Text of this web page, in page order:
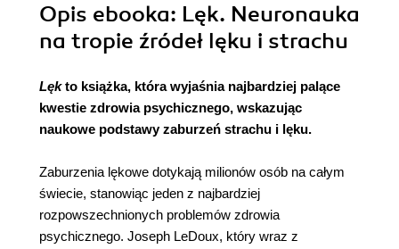
Opis ebooka: Lęk. Neuronauka
na tropie źródeł lęku i strachu
Lękto książka, która wyjaśnia najbardziej palące
kwestie zdrowia psychicznego, wskazując
naukowe podstawy zaburzeń strachu i lęku.
Zaburzenia lękowe dotykają milionów osób na całym
świecie, stanowiąc jeden z najbardziej
rozpowszechnionych problemów zdrowia
psychicznego. Joseph LeDoux, który wraz z